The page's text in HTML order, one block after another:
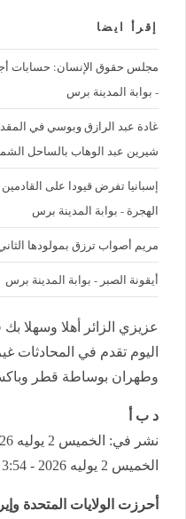
إقرأ ايضا
مجلس حقوق الإنسان: حسابات
- بوابة المدينة برس
غادة عبد الرازق وبوسي في
شيرين عبد الوهاب بالساحل
إسبانيا تفرض قيودا على
الهجرة - بوابة المدينة برس
مريم أصواب ترزق بمولودها
أيقونة الصبر - بوابة المدينة برس
عزيزي الزائر أهلا وسهلا
اليوم تقدم في المحادثات
وطهران بوساطة قطر
د ب أ
الخميس 2 يوليه 2026 - 3:54 ص
أحرزت الولايات المتحدة